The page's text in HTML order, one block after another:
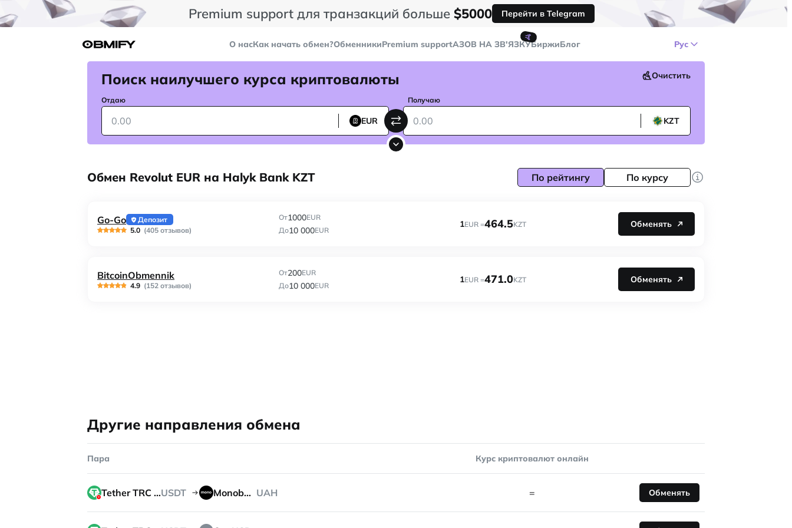
Premium support для транзакций больше $5000 Перейти в Telegram
О насКак начать обмен?ОбменникиPremium support
🤙
AЗОВ НА ЗВ'ЯЗКУБиржиБлог Рус
Поиск наилучшего курса криптовалюты Очистить
Отдаю
EUR
Получаю
KZT
Обмен Revolut EUR на Halyk Bank KZT По рейтингу По курсу
Go-Go
Депозит
5.0 (405 отзывов)
От1000EUR
До10 000EUR
1EUR =464.5KZT Обменять
BitcoinObmennik
4.9 (152 отзывов)
От200EUR
До10 000EUR
1EUR =471.0KZT Обменять
Другие направления обмена
Пара Курс криптовалют онлайн
Tether TRC 20USDT Monobank UAH = Обменять